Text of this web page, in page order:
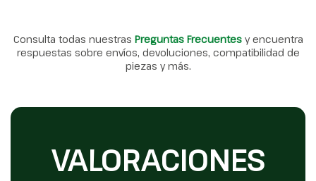
Consulta todas nuestras Preguntas Frecuentes y encuentra
respuestas sobre envíos, devoluciones, compatibilidad de
piezas y más.
VALORACIONES